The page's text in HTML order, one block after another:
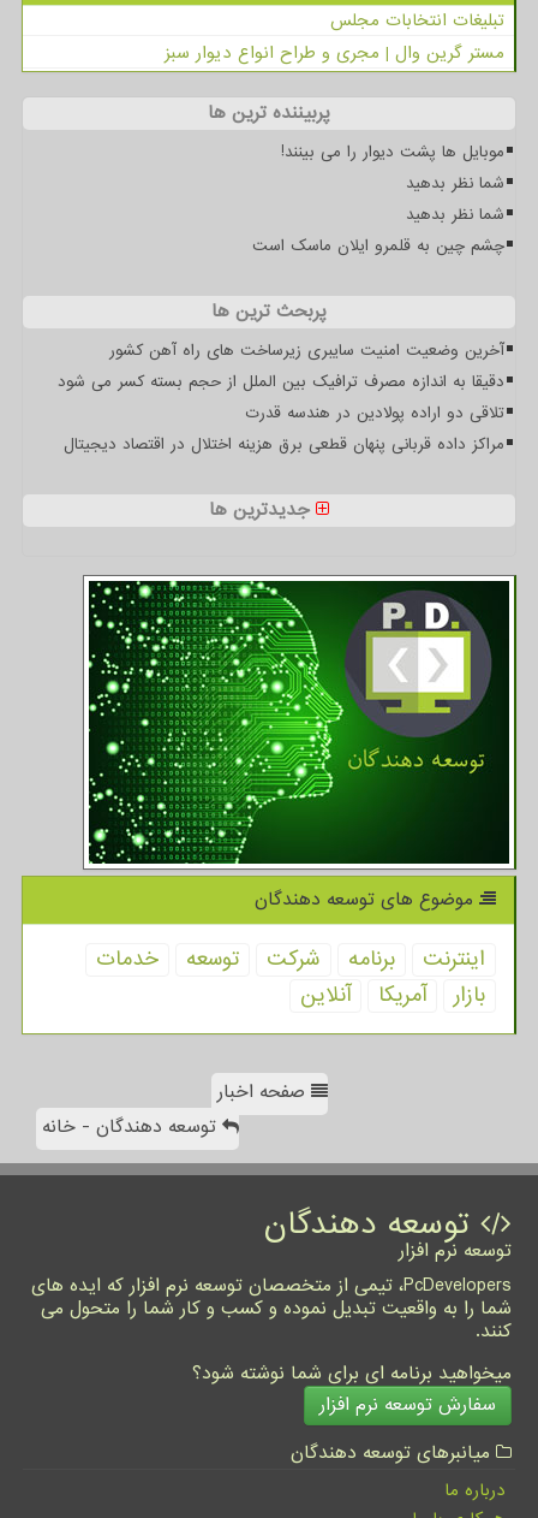
تبلیغات انتخابات مجلس
مستر گرین وال | مجری و طراح انواع دیوار سبز
پربیننده ترین ها
موبایل ها پشت دیوار را می بینند!
شما نظر بدهید
شما نظر بدهید
چشم چین به قلمرو ایلان ماسک است
پربحث ترین ها
آخرین وضعیت امنیت سایبری زیرساخت های راه آهن کشور
دقیقا به اندازه مصرف ترافیک بین الملل از حجم بسته کسر می شود
تلاقی دو اراده پولادین در هندسه قدرت
مراکز داده قربانی پنهان قطعی برق هزینه اختلال در اقتصاد دیجیتال
جدیدترین ها
موضوع های توسعه دهندگان
اینترنت برنامه شركت توسعه
خدمات
بازار
آمریكا آنلاین
صفحه اخبار
توسعه دهندگان - خانه
توسعه دهندگان
توسعه نرم افزار
PcDevelopers، تیمی از متخصصان توسعه نرم افزار که ایده های
شما را به واقعیت تبدیل نموده و کسب و کار شما را متحول می
کنند.
میخواهید برنامه ای برای شما نوشته شود؟
سفارش توسعه نرم افزار
میانبرهای توسعه دهندگان
درباره ما